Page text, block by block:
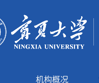
机构概况